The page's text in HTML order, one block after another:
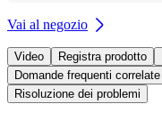
Vai al negozio
Video Registra prodotto
Domande frequenti correlate
Risoluzione dei problemi